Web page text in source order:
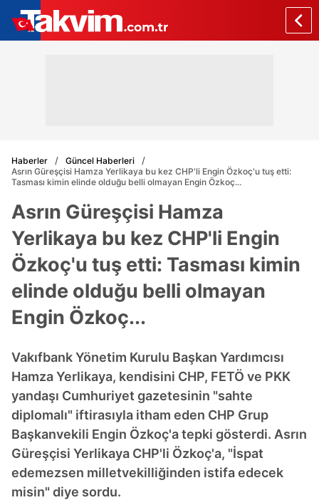
Haberler
Güncel Haberleri
Asrın Güreşçisi Hamza Yerlikaya bu kez CHP'li Engin Özkoç'u tuş etti:
Tasması kimin elinde olduğu belli olmayan Engin Özkoç...
Asrın Güreşçisi Hamza
Yerlikaya bu kez CHP'li Engin
Özkoç'u tuş etti: Tasması kimin
elinde olduğu belli olmayan
Engin Özkoç...
Vakıfbank Yönetim Kurulu Başkan Yardımcısı
Hamza Yerlikaya, kendisini CHP, FETÖ ve PKK
yandaşı Cumhuriyet gazetesinin "sahte
diplomalı" iftirasıyla itham eden CHP Grup
Başkanvekili Engin Özkoç'a tepki gösterdi. Asrın
Güreşçisi Yerlikaya CHP'li Özkoç'a, "İspat
edemezsen milletvekilliğinden istifa edecek
misin" diye sordu.